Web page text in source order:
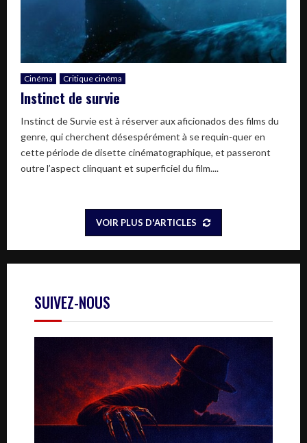
Cinéma Critique cinéma
Instinct de survie
Instinct de Survie est à réserver aux aficionados des films du
genre, qui cherchent désespérément à se requin-quer en
cette période de disette cinématographique, et passeront
outre l’aspect clinquant et superficiel du film....
VOIR PLUS D'ARTICLES
SUIVEZ-NOUS